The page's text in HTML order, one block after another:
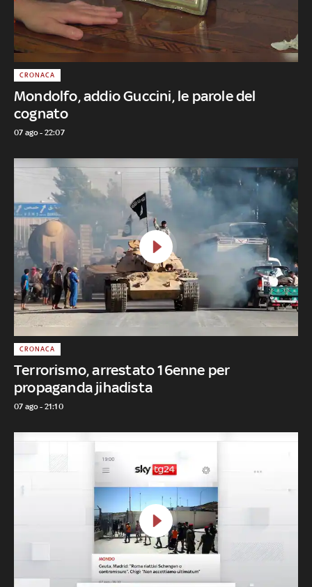
Mondolfo, addio Guccini, le parole del
cognato
CRONACA
07 ago - 22:07
Terrorismo, arrestato 16enne per
propaganda jihadista
CRONACA
07 ago - 21:10